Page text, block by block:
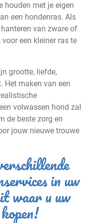
houden met je eigen
een hondenras. Als
van zware of
een kleiner ras te
grootte, liefde,
Het maken van een
volwassen hond zal
de beste zorg en
jouw nieuwe trouwe
in uw
waar u uw